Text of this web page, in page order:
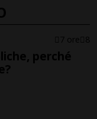
7 ore 8
perché